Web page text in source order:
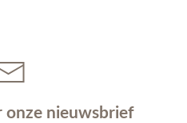
onze nieuwsbrief